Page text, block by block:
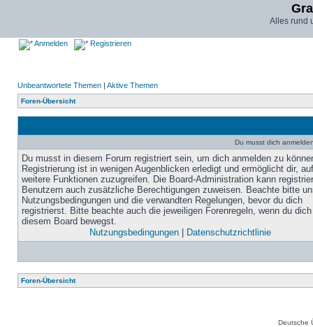
Alles rund
Anmelden Registrieren
Unbeantwortete Themen | Aktive Themen
Foren-Übersicht
Du musst dich
Du musst in diesem Forum registriert sein, um dich anmelden zu
Registrierung ist in wenigen Augenblicken erledigt und ermöglicht dir, auf
weitere Funktionen zuzugreifen. Die Board-Administration kann
Benutzern auch zusätzliche Berechtigungen zuweisen. Beachte bitte
Nutzungsbedingungen und die verwandten Regelungen, bevor du dich
registrierst. Bitte beachte auch die jeweiligen Forenregeln, wenn du
diesem Board bewegst.
Nutzungsbedingungen| Datenschutzrichtlinie
Foren-Übersicht
Deutsche